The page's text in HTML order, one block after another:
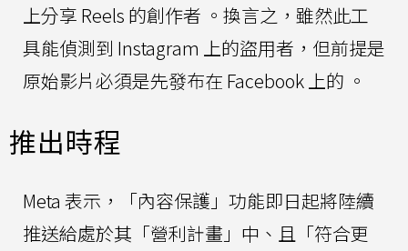
上分享 Reels 的創作者 。換言之，雖然此工
具能偵測到 Instagram 上的盜用者，但前提是
原始影片必須是先發布在 Facebook 上的 。
推出時程
Meta 表示，「內容保護」功能即日起將陸續
推送給處於其「營利計畫」中、且「符合更